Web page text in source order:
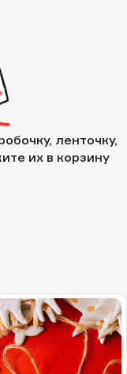
ленточку,
их в корзину